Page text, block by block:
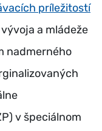
príležitostí
a mládeže
nadmerného
v špeciálnom